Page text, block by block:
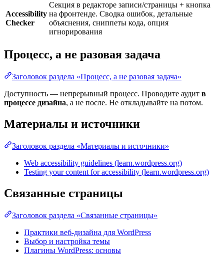
Accessibility
Checker
Секция в редакторе записи/страницы + кнопка
на фронтенде. Сводка ошибок, детальные
объяснения, сниппеты кода, опция
игнорирования
Процесс, а не разовая задача
Заголовок раздела «Процесс, а не разовая задача»
Доступность — непрерывный процесс. Проводите аудит в
процессе дизайна, а не после. Не откладывайте на потом.
Материалы и источники
Заголовок раздела «Материалы и источники»
Web accessibility guidelines (learn.wordpress.org)
Testing your content for accessibility (learn.wordpress.org)
Связанные страницы
Заголовок раздела «Связанные страницы»
Практики веб-дизайна для WordPress
Выбор и настройка темы
Плагины WordPress: основы